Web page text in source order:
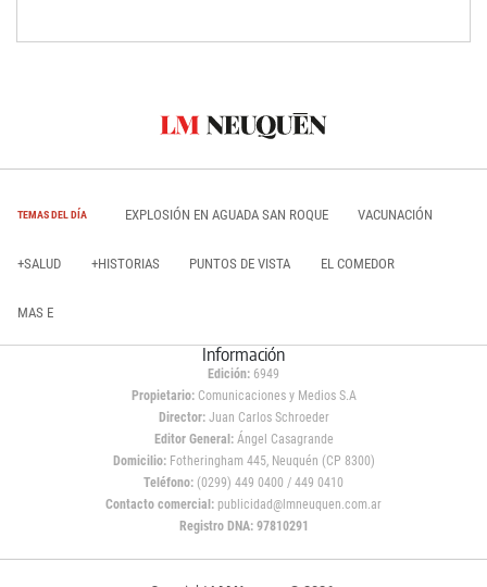
TEMAS DEL DÍA EXPLOSIÓN EN AGUADA SAN ROQUE VACUNACIÓN
+SALUD +HISTORIAS PUNTOS DE VISTA EL COMEDOR
MAS E
Información
Edición: 6949
Propietario:Comunicaciones y Medios S.A
Director: Juan Carlos Schroeder
Editor General:Ángel Casagrande
Domicilio:Fotheringham 445, Neuquén (CP 8300)
Teléfono: (0299) 449 0400 / 449 0410
Contacto comercial: publicidad@lmneuquen.com.ar
Registro DNA: 97810291